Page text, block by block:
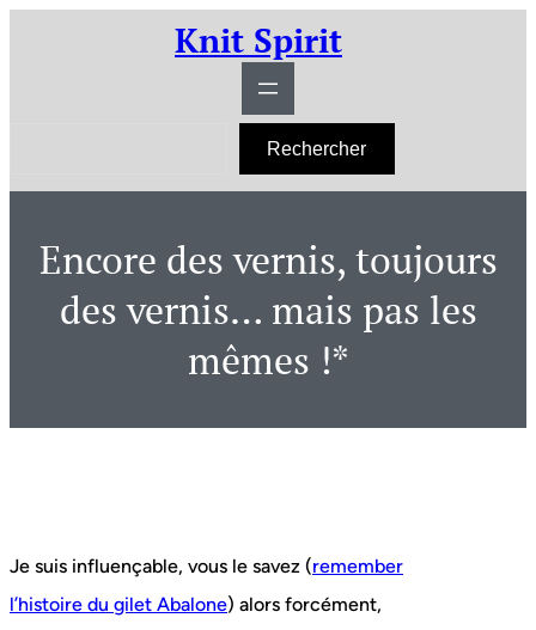
Knit Spirit
h
Rechercher
Encore des vernis, toujours
des vernis… mais pas les
mêmes !*
Je suis influençable, vous le savez (remember
l’histoire du gilet Abalone) alors forcément,